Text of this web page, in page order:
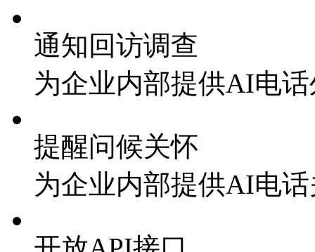
通知回访调查
为企业内部提供AI电
提醒问候关怀
为企业内部提供AI电